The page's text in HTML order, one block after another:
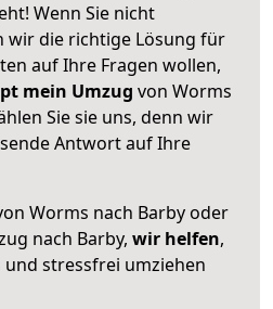
Wenn Sie nicht
wir die richtige Lösung für
auf Ihre Fragen wollen,
mein Umzug von Worms
Sie sie uns, denn wir
Antwort auf Ihre
Worms nach Barby oder
nach Barby, wir helfen,
stressfrei umziehen